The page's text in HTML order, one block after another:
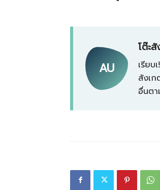
AU
โต๊ะ
เรียบ
สังเก
อื่นตา